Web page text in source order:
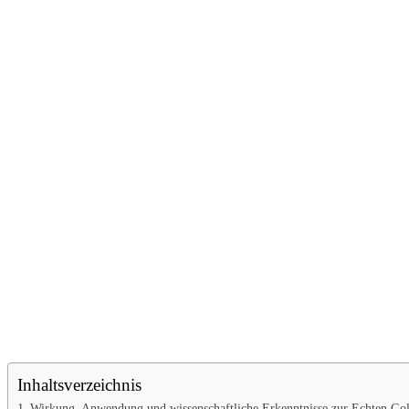
Inhaltsverzeichnis